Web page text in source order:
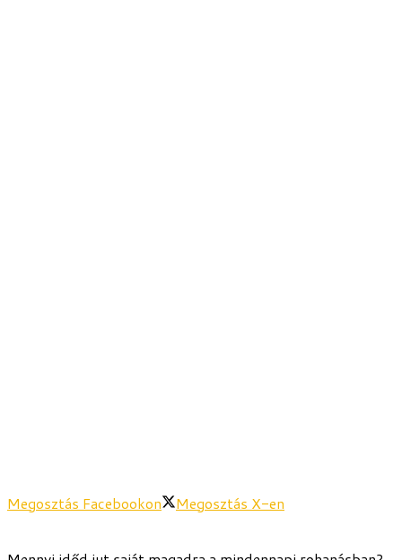
Megosztás Facebookon Megosztás X-en